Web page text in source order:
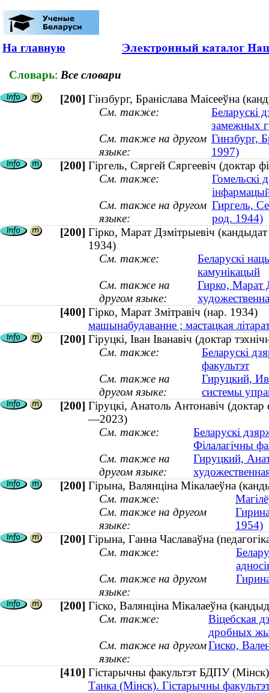
На главную
Словарь: Все словари
[200] Гінзбург, Браніслава Маісееўна
См. также:
Беларускі
замежных
См. также на другом
языке:
Гинзбург,
1997)
[200] Гіргель, Сяргей Сяргеевіч (доктар
См. также:
Гомельскі
См. также на другом
языке:
Гиргель,
род. 1944)
[200] Гірко, Марат Дзмітрыевіч
1934)
См. также:
Беларускі
камунікацый
См. также на
другом языке:
Гирко, Марат
[400] Гірко, Марат Змітравіч (нар. 1934)
машынабудаванне ; мастацкая
[200] Гіруцкі, Іван Іванавіч (доктар
См. также:
Беларускі
факультэт
См. также на
другом языке:
Гируцкий,
системы
[200] Гіруцкі, Анатоль Антонавіч (доктар
—2023)
См. также:
Беларускі
Філалагічны
См. также на
другом языке:
Гируцкий,
[200] Гірына, Валянціна Мікалаеўна
См. также:
См. также на другом
языке:
1954)
[200] Гірына, Ганна Чаславаўна
См. также:
См. также на другом
языке:
[200] Гіско, Валянціна Мікалаеўна
См. также:
Віцебская
дробных
См. также на другом
языке:
Гиско,
[410] Гістарычны факультэт БДПУ
Танка (Мінск). Гістарычны